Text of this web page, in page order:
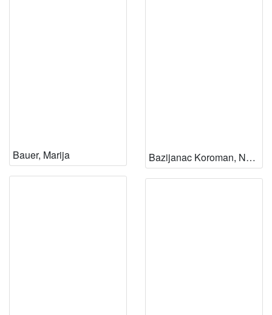
Bauer, Marija Bazijanac Koroman, Nada